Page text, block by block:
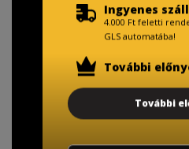
TISZTELT
Fizetésnél kérje az
adatainak biztonsága
A Kormány döntése alapján a
adattörlő kódot biztosítani.
Ingyenes
4.000 Ft feletti
GLS automatába!
További
További